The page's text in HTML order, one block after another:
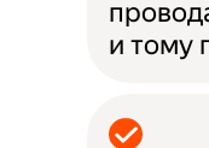
и тому